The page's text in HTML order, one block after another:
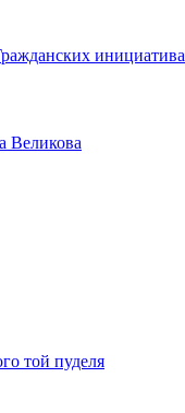
Великова
той пуделя